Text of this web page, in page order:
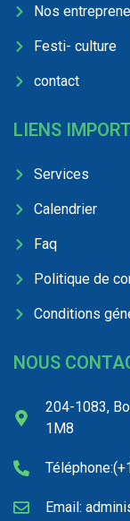
Nos
Festi- culture
contact
LIENS
Services
Calendrier
Faq
Politique de
Conditions
NOUS
204-1083,
1M8
Email: